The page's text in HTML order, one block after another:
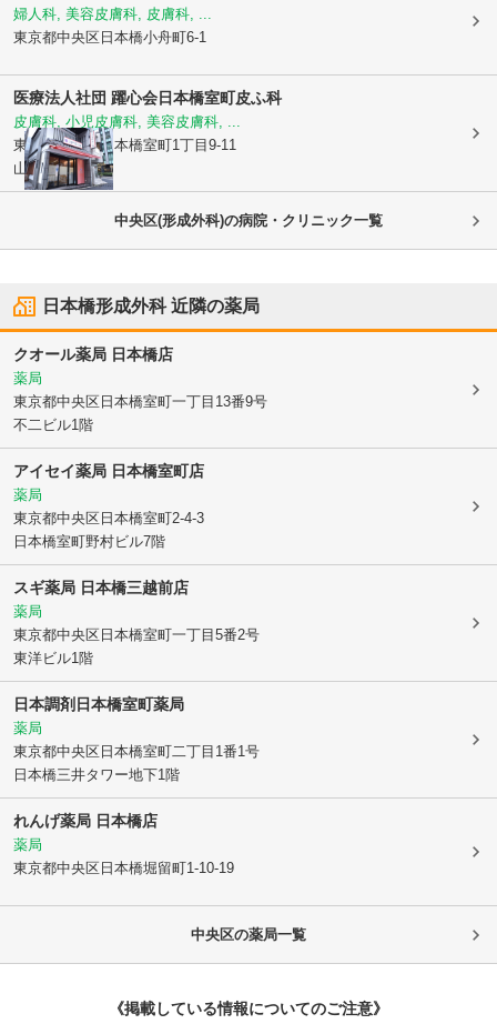
婦人科, 美容皮膚科, 皮膚科, ...
東京都中央区 日本橋小舟町6-1
医療法人社団 躍心会日本橋室町皮ふ科
皮膚科, 小児皮膚科, 美容皮膚科, ...
東京都中央区日本橋室町1丁目9-11
山安ビル1F
中央区(形成外科)の病院・クリニック一覧
日本橋形成外科近隣の薬局
クオール薬局 日本橋店
薬局
東京都中央区 日本橋室町一丁目13番9号
不二ビル1階
アイセイ薬局 日本橋室町店
薬局
東京都中央区 日本橋室町2-4-3
日本橋室町野村ビル7階
スギ薬局 日本橋三越前店
薬局
東京都中央区 日本橋室町一丁目5番2号
東洋ビル1階
日本調剤日本橋室町薬局
薬局
東京都中央区 日本橋室町二丁目1番1号
日本橋三井タワー地下1階
れんげ薬局 日本橋店
薬局
東京都中央区 日本橋堀留町1-10-19
中央区の薬局一覧
《掲載している情報についてのご注意》